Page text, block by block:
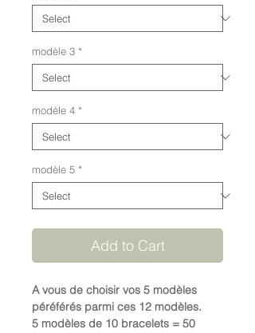
modèle 3 *
modèle 4 *
modèle 5 *
Add to Cart
A vous de choisir vos 5 modèles
péréférés parmi ces 12 modèles.
5 modèles de 10 bracelets = 50